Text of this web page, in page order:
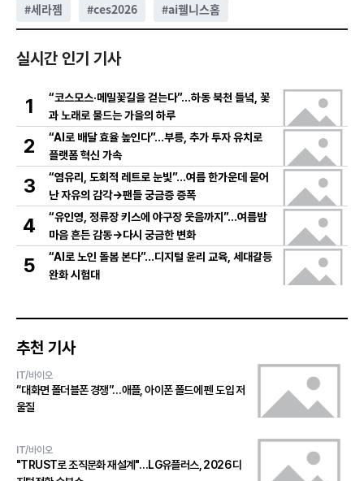
#세라젬 #ces2026 #ai웰니스홈
실시간 인기 기사
1
“코스모스·메밀꽃길을 걷는다”…하동 북천 들녘, 꽃
과 노래로 물드는 가을의 하루
2
“AI로 배달 효율 높인다”…부릉, 추가 투자 유치로
플랫폼 혁신 가속
3
“염유리, 도회적 레트로 눈빛”…여름 한가운데 묻어
난 자유의 감각→팬들 궁금증 증폭
4
“유인영, 정류장 키스에 야구장 웃음까지”…여름밤
마음 흔든 감동→다시 궁금한 변화
5
“AI로 노인 돌봄 본다”…디지털 윤리 교육, 세대갈등
완화 시험대
추천 기사
IT/바이오
“대화면 폴더블폰 경쟁”…애플, 아이폰 폴드에 펜 도입 저
울질
IT/바이오
"TRUST로 조직문화 재설계"…LG유플러스, 2026 디